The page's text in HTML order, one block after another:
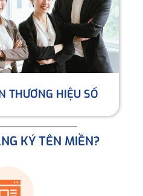
THƯƠNG HIỆU SỐ
KÝ TÊN MIỀN?